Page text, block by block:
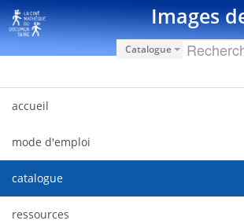
跳转到内容 Images
Catalogue
accueil
mode d'emploi
catalogue
ressources